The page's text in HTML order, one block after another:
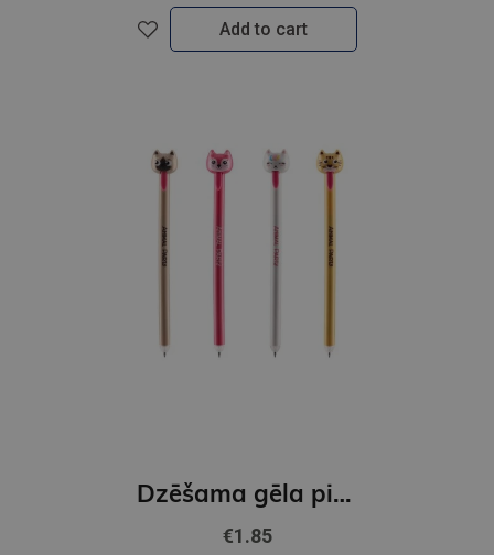
Add to cart
Dzēšama gēla pildspalva Scribble,zila 0,7 mm. Cat
€1.85